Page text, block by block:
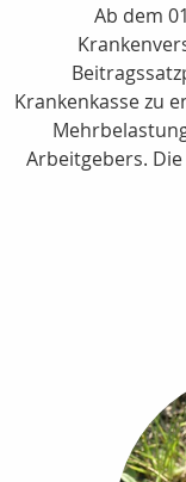
Ab dem
Krankenkasse zu
Arbeitgebers.